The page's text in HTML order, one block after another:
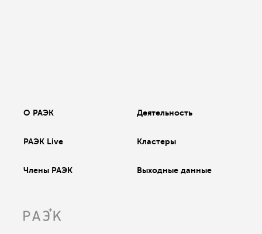
О РАЭК Деятельность
РАЭК Live Кластеры
Члены РАЭК Выходные данные